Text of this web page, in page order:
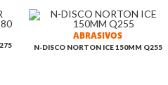
ABRASIVOS
N-DISCO NORTON ICE 150MM Q255